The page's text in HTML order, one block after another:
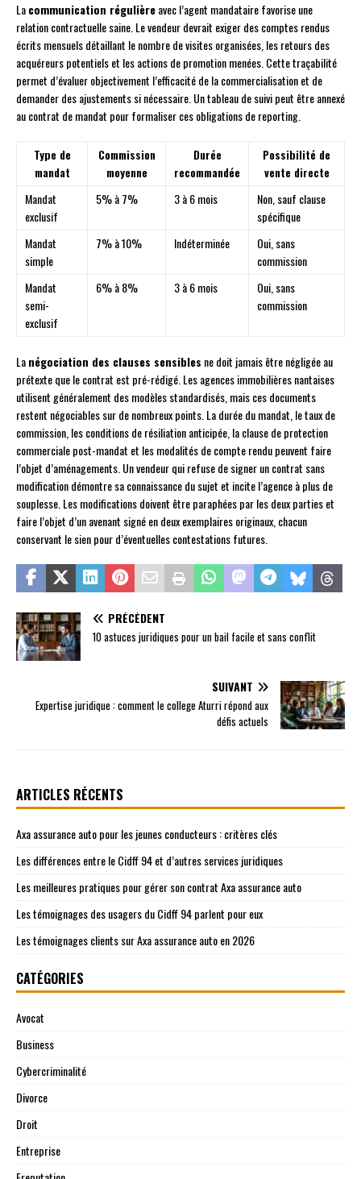
Lacommunication régulièreavec l’agent mandataire favorise une
relation contractuelle saine. Le vendeur devrait exiger des comptes rendus
écrits mensuels détaillant le nombre de visites organisées, les retours des
acquéreurs potentiels et les actions de promotion menées. Cette traçabilité
permet d’évaluer objectivement l’efficacité de la commercialisation et de
demander des ajustements si nécessaire. Un tableau de suivi peut être annexé
au contrat de mandat pour formaliser ces obligations de reporting.
Type de
mandat
Commission
moyenne
Durée
recommandée
Possibilité de
vente directe
Mandat
exclusif
5% à 7% 3 à 6 mois
Non, sauf clause
spécifique
Mandat
simple
7% à 10% Indéterminée
Oui, sans
commission
Mandat
semi-
exclusif
6% à 8% 3 à 6 mois
Oui, sans
commission
Lanégociation des clauses sensibles ne doit jamais être négligée au
prétexte que le contrat est pré-rédigé. Les agences immobilières nantaises
utilisent généralement des modèles standardisés, mais ces documents
restent négociables sur de nombreux points. La durée du mandat, le taux de
commission, les conditions de résiliation anticipée, la clause de protection
commerciale post-mandat et les modalités de compte rendu peuvent faire
l’objet d’aménagements. Un vendeur qui refuse de signer un contrat sans
modification démontre sa connaissance du sujet et incite l’agence à plus de
souplesse. Les modifications doivent être paraphées par les deux parties et
faire l’objet d’un avenant signé en deux exemplaires originaux, chacun
conservant le sien pour d’éventuelles contestations futures.
PRÉCÉDENT
10 astuces juridiques pour un bail facile et sans conflit
SUIVANT
Expertise juridique : comment le college Aturri répond aux
défis actuels
ARTICLES RÉCENTS
Axa assurance auto pour les jeunes conducteurs : critères clés
Les différences entre le Cidff 94 et d’autres services juridiques
Les meilleures pratiques pour gérer son contrat Axa assurance auto
Les témoignages des usagers du Cidff 94 parlent pour eux
Les témoignages clients sur Axa assurance auto en 2026
CATÉGORIES
Avocat
Business
Cybercriminalité
Divorce
Droit
Entreprise